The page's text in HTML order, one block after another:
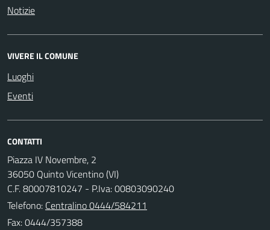
Notizie
VIVERE IL COMUNE
Luoghi
Eventi
CONTATTI
Piazza IV Novembre, 2
36050 Quinto Vicentino (VI)
C.F. 80007810247 - P.Iva: 00803090240
Telefono: Centralino 0444/584211
Fax: 0444/357388